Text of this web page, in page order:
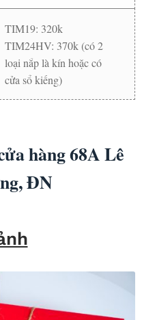
TIM19: 320k
TIM24HV: 370k (có 2
loại nắp là kín hoặc có
cửa sổ kiếng)
hàng 68A Lê
ĐN